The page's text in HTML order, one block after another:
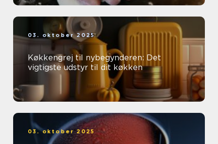
03. oktober 2025
Køkkengrej til nybegynderen: Det
vigtigste udstyr til dit køkken
03. oktober 2025